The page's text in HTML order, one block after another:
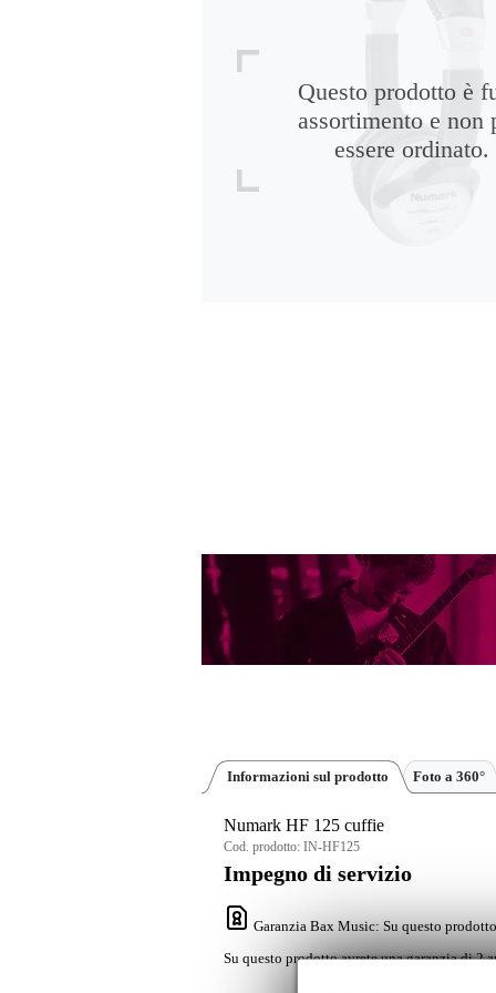
Questo prodotto è
assortimento e non
essere ordinato.
Informazioni sul prodotto Foto a 360°
Numark HF 125 cuffie
Cod. prodotto: IN-HF125
Impegno di servizio
Garanzia Bax Music: Su questo
Su questo prodotto avrete una garanzia di 2